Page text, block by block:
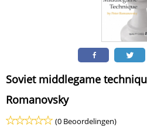
Soviet middlegame
Romanovsky
(0 Beoordelingen)